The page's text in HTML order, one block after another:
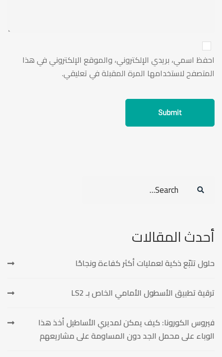
احفظ اسمي، بريدي الإلكتروني، والموقع الإلكتروني في هذا
المتصفح لاستخدامها المرة المقبلة في تعليقي.
أحدث المقالات
حلول تتبّع ذكية لعمليات أكثر كفاءة ونجاحًا
ترقية تطبيق الأسطول الأمامي الخاص بـ LS2
فيروس الكورونا: كيف يمكن لمديري الأساطيل أخذ هذا
الوباء على محمل الجد دون المساومة على مشاريعهم